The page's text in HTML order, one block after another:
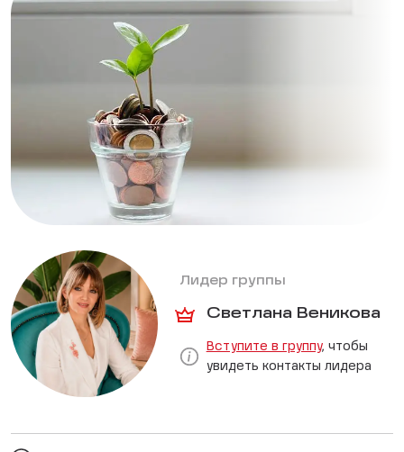
Лидер группы
Светлана Веникова
Вступите в группу, чтобы
увидеть контакты лидера